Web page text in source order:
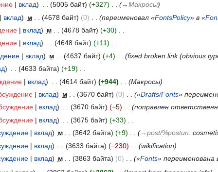
вклад 5005 байт +327
→‎Макросы
вклад м 4678 байт 0 переименовал «FontsPolicy» в «
вклад м 4678 байт +30
вклад 4648 байт +11
вклад м 4637 байт +4
fixed broken link (obvious
4633 байта +19
вклад 4614 байт +944
Макросы
вклад м 3670 байт 0 «Drafts/Fonts»
вклад 3670 байт −5
поправлен
вклад 3675 байт +33
вклад м 3642 байта +9 →‎post/%postun:
вклад 3633 байта −230
wikification
вклад м 3863 байта 0 «Fonts» переименована